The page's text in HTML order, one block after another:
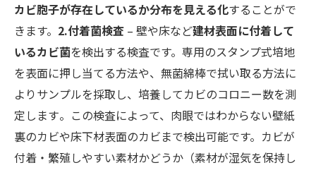
カビ胞子が存在しているか分布を見える化することがで
きます。 2.付着菌検査 – 壁や床など建材表面に付着して
いるカビ菌を検出する検査です。専用のスタンプ式培地
を表面に押し当てる方法や、無菌綿棒で拭い取る方法に
よりサンプルを採取し、培養してカビのコロニー数を測
定します​。この検査によって、肉眼ではわからない壁紙
裏のカビや床下材表面のカビまで検出可能です。カビが
付着・繁殖しやすい素材かどうか（素材が湿気を保持し